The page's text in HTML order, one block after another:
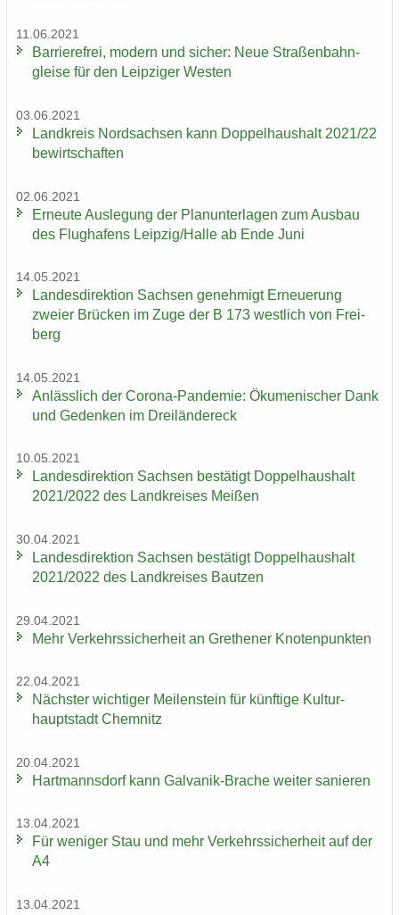
11.06.2021
Bar­rie­re­frei, mo­dern und si­cher: Neue Stra­ßen­bahn­
glei­se für den Leip­zi­ger Wes­ten
03.06.2021
Land­kreis Nord­sach­sen kann Dop­pel­haus­halt 2021/22
be­wirt­schaf­ten
02.06.2021
Er­neu­te Aus­le­gung der Plan­un­ter­la­gen zum Aus­bau
des Flug­ha­fens Leip­zig/Halle ab Ende Juni
14.05.2021
Lan­des­di­rek­ti­on Sach­sen ge­neh­migt Er­neue­rung
zwei­er Brü­cken im Zuge der B 173 west­lich von Frei­
berg
14.05.2021
An­läss­lich der Corona-​Pandemie: Öku­me­ni­scher Dank
und Ge­den­ken im Drei­län­der­eck
10.05.2021
Lan­des­di­rek­ti­on Sach­sen be­stä­tigt Dop­pel­haus­halt
2021/2022 des Land­krei­ses Mei­ßen
30.04.2021
Lan­des­di­rek­ti­on Sach­sen be­stä­tigt Dop­pel­haus­halt
2021/2022 des Land­krei­ses Baut­zen
29.04.2021
Mehr Ver­kehrs­si­cher­heit an Gre­the­ner Kno­ten­punk­ten
22.04.2021
Nächs­ter wich­ti­ger Mei­len­stein für künf­ti­ge Kul­tur­
haupt­stadt Chem­nitz
20.04.2021
Hart­manns­dorf kann Galvanik-​Brache wei­ter sa­nie­ren
13.04.2021
Für we­ni­ger Stau und mehr Ver­kehrs­si­cher­heit auf der
A4
13.04.2021